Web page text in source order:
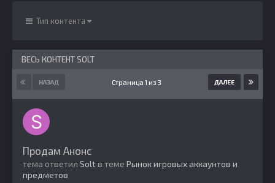
Тип контента
ВЕСЬ КОНТЕНТ SOLT
НАЗАД ДАЛЕЕ
Страница 1 из 3
Продам Анонс
тема ответил Soltв теме Рынок игровых аккаунтов и
предметов